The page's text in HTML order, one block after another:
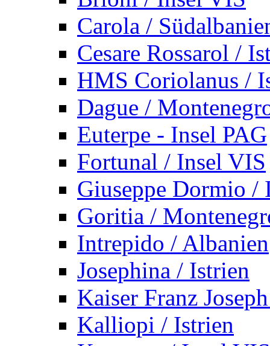
Carola /
Cesare Rossarol /
HMS Coriolanus /
Dague /
Euterpe - Insel PAG
Fortunal / Insel VIS
Giuseppe Dormio /
Goritia /
Intrepido / Albanien
Josephina / Istrien
Kaiser Franz
Kalliopi / Istrien